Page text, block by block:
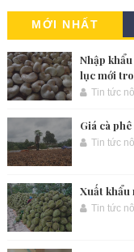
MỚI NHẤT
Nhập
lục mới
Tin tức
Giá cà
Tin tức
Xuất khẩu
Tin tức